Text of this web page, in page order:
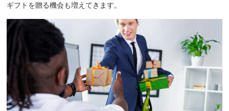
ギフトを贈る機会も増えてきます。